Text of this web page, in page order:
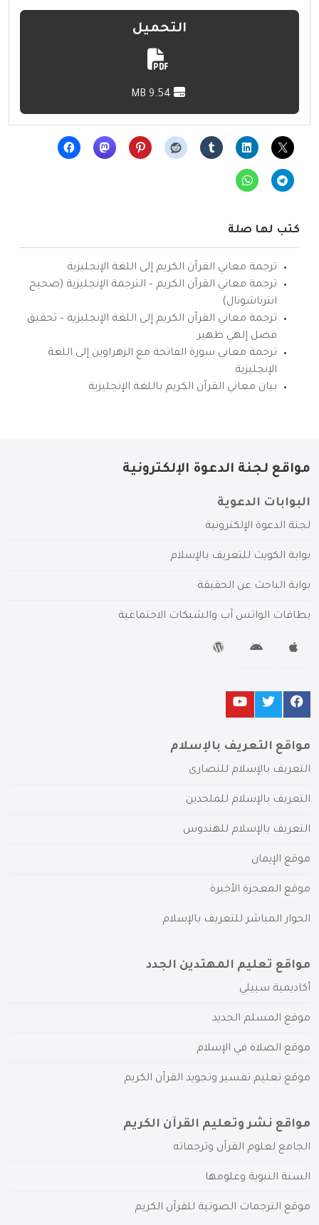
التحميل
كتب لها صلة
ترجمة معاني القرآن الكريم إلى اللغة الإنجليزية
ترجمة معاني القرآن الكريم – الترجمة الإنجليزية (صحيح
انترناشونال)
ترجمة معاني القرآن الكريم إلى اللغة الإنجليزية – تحقيق
فضل إلهي ظهير
ترجمة معاني سورة الفاتحة مع الزهراوين إلى اللغة
الإنجليزية
بيان معاني القرآن الكريم باللغة الإنجليزية
مواقع لجنة الدعوة الإلكترونية
البوابات الدعوية
لجنة الدعوة الإلكترونية
بوابة الكويت للتعريف بالإسلام
بوابة الباحث عن الحقيقة
بطاقات الواتس آب والشبكات الاجتماعية
مواقع التعريف بالإسلام
التعريف بالإسلام للنصارى
التعريف بالإسلام للملحدين
التعريف بالإسلام للهندوس
موقع الإيمان
موقع المعجزة الأخيرة
الحوار المباشر للتعريف بالإسلام
مواقع تعليم المهتدين الجدد
أكاديمية سبيلي
موقع المسلم الجديد
موقع الصلاة في الإسلام
موقع تعليم تفسير وتجويد القرآن الكريم
مواقع نشر وتعليم القرآن الكريم
الجامع لعلوم القرآن وترجماته
السنة النبوية وعلومها
موقع الترجمات الصوتية للقرآن الكريم